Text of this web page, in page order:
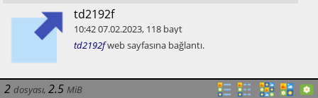
​td2192f
10:4207.02.2023, 118 bayt
td2192fweb sayfasına bağlantı.
2 dosyası, 2.5 MiB